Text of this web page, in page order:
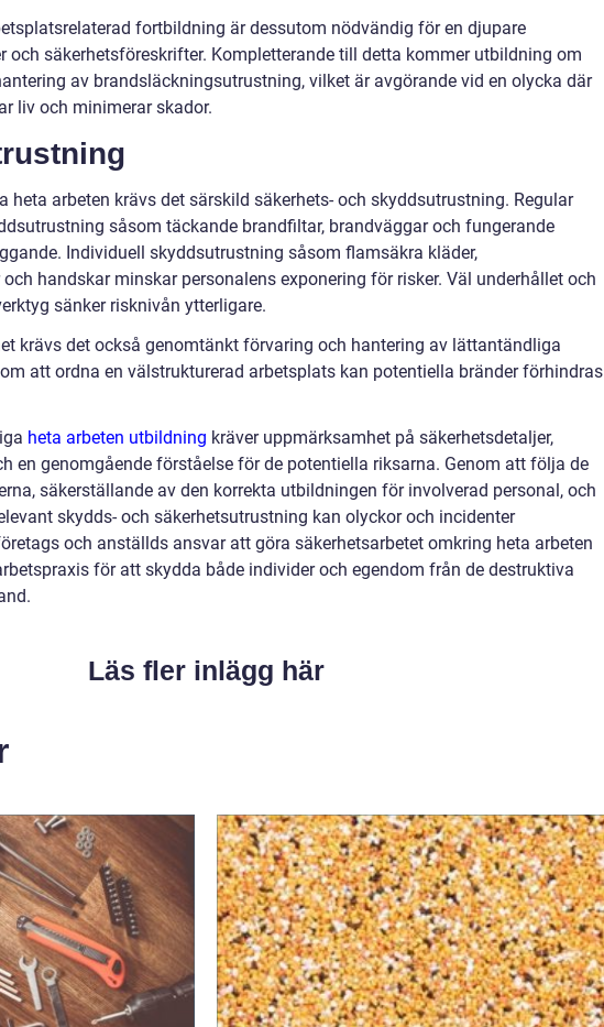
fortbildning är dessutom nödvändig för en djupare
och säkerhetsföreskrifter. Kompletterande till detta kommer utbildning om
av brandsläckningsutrustning, vilket är avgörande vid en olycka där
liv och minimerar skador.
heta arbeten krävs det särskild säkerhets- och skyddsutrustning. Regular
såsom täckande brandfiltar, brandväggar och fungerande
Individuell skyddsutrustning såsom flamsäkra kläder,
handskar minskar personalens exponering för risker. Väl underhållet och
sänker risknivån ytterligare.
krävs det också genomtänkt förvaring och hantering av lättantändliga
att ordna en välstrukturerad arbetsplats kan potentiella bränder förhindras
heta arbeten utbildning kräver uppmärksamhet på säkerhetsdetaljer,
en genomgående förståelse för de potentiella riksarna. Genom att följa de
säkerställande av den korrekta utbildningen för involverad personal, och
skydds- och säkerhetsutrustning kan olyckor och incidenter
och anställds ansvar att göra säkerhetsarbetet omkring heta arbeten
för att skydda både individer och egendom från de destruktiva
Läs fler inlägg här